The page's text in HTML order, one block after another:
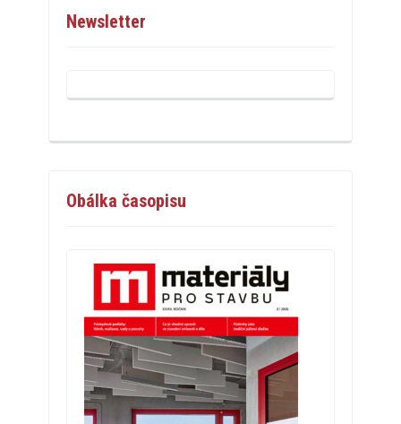
Newsletter
Obálka časopisu